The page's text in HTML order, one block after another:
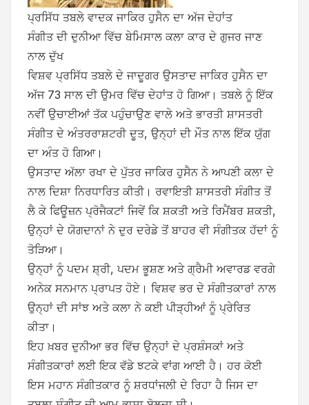
ਪ੍ਰਸਿੱਧ ਤਬਲੇ ਵਾਦਕ ਜਾਕਿਰ ਹੁਸੈਨ ਦਾ ਅੱਜ ਦੇਹਾਂਤ
ਸੰਗੀਤ ਦੀ ਦੁਨੀਆ ਵਿੱਚ ਬੇਮਿਸਾਲ ਕਲਾ ਕਾਰ ਦੇ ਗੁਜਰ ਜਾਣ
ਨਾਲ ਦੁੱਖ
ਵਿਸ਼ਵ ਪ੍ਰਸਿੱਧ ਤਬਲੇ ਦੇ ਜਾਦੂਗਰ ਉਸਤਾਦ ਜਾਕਿਰ ਹੁਸੈਨ ਦਾ
ਅੱਜ 73 ਸਾਲ ਦੀ ਉਮਰ ਵਿੱਚ ਦੇਹਾਂਤ ਹੋ ਗਿਆ। ਤਬਲੇ ਨੂੰ ਇੱਕ
ਨਵੀਂ ਉਚਾਈਆਂ ਤੱਕ ਪਹੁੰਚਾਉਣ ਵਾਲੇ ਅਤੇ ਭਾਰਤੀ ਸ਼ਾਸਤਰੀ
ਸੰਗੀਤ ਦੇ ਅੰਤਰਰਾਸ਼ਟਰੀ ਦੂਤ, ਉਨ੍ਹਾਂ ਦੀ ਮੌਤ ਨਾਲ ਇੱਕ ਯੁੱਗ
ਦਾ ਅੰਤ ਹੋ ਗਿਆ।
ਉਸਤਾਦ ਅੱਲਾ ਰਖਾ ਦੇ ਪੁੱਤਰ ਜਾਕਿਰ ਹੁਸੈਨ ਨੇ ਆਪਣੀ ਕਲਾ ਦੇ
ਨਾਲ ਦਿਸ਼ਾ ਨਿਰਧਾਰਿਤ ਕੀਤੀ। ਰਵਾਇਤੀ ਸ਼ਾਸਤਰੀ ਸੰਗੀਤ ਤੋਂ
ਲੈ ਕੇ ਫਿਊਜ਼ਨ ਪ੍ਰੋਜੈਕਟਾਂ ਜਿਵੇਂ ਕਿ ਸ਼ਕਤੀ ਅਤੇ ਰਿਮੈਂਬਰ ਸ਼ਕਤੀ,
ਉਨ੍ਹਾਂ ਦੇ ਯੋਗਦਾਨਾਂ ਨੇ ਦੁਰ ਦਰੇਡੇ ਤੋਂ ਬਾਹਰ ਵੀ ਸੰਗੀਤਕ ਹੱਦਾਂ ਨੂੰ
ਤੋੜਿਆ।
ਉਨ੍ਹਾਂ ਨੂੰ ਪਦਮ ਸ਼੍ਰੀ, ਪਦਮ ਭੂਸ਼ਣ ਅਤੇ ਗ੍ਰੈਮੀ ਅਵਾਰਡ ਵਰਗੇ
ਅਨੇਕ ਸਨਮਾਨ ਪ੍ਰਾਪਤ ਹੋਏ। ਵਿਸ਼ਵ ਭਰ ਦੇ ਸੰਗੀਤਕਾਰਾਂ ਨਾਲ
ਉਨ੍ਹਾਂ ਦੀ ਸਾਂਝ ਅਤੇ ਕਲਾ ਨੇ ਕਈ ਪੀੜ੍ਹੀਆਂ ਨੂੰ ਪ੍ਰੇਰਿਤ
ਕੀਤਾ।
ਇਹ ਖ਼ਬਰ ਦੁਨੀਆ ਭਰ ਵਿੱਚ ਉਨ੍ਹਾਂ ਦੇ ਪ੍ਰਸ਼ੰਸਕਾਂ ਅਤੇ
ਸੰਗੀਤਕਾਰਾਂ ਲਈ ਇਕ ਵੱਡੇ ਝਟਕੇ ਵਾਂਗ ਆਈ ਹੈ। ਹਰ ਕੋਈ
ਇਸ ਮਹਾਨ ਸੰਗੀਤਕਾਰ ਨੂੰ ਸ਼ਰਧਾਂਜਲੀ ਦੇ ਰਿਹਾ ਹੈ ਜਿਸ ਦਾ